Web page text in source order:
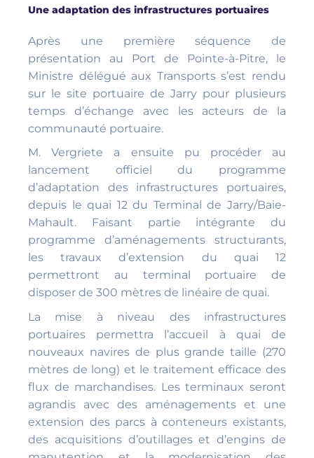
Une adaptation des infrastructures portuaires
Après une première séquence de
présentation au Port de Pointe-à-Pitre, le
Ministre délégué aux Transports s’est rendu
sur le site portuaire de Jarry pour plusieurs
temps d’échange avec les acteurs de la
communauté portuaire.
M. Vergriete a ensuite pu procéder au
lancement officiel du programme
d’adaptation des infrastructures portuaires,
depuis le quai 12 du Terminal de Jarry/Baie-
Mahault. Faisant partie intégrante du
programme d’aménagements structurants,
les travaux d’extension du quai 12
permettront au terminal portuaire de
disposer de 300 mètres de linéaire de quai.
La mise à niveau des infrastructures
portuaires permettra l’accueil à quai de
nouveaux navires de plus grande taille (270
mètres de long) et le traitement efficace des
flux de marchandises. Les terminaux seront
agrandis avec des aménagements et une
extension des parcs à conteneurs existants,
des acquisitions d’outillages et d’engins de